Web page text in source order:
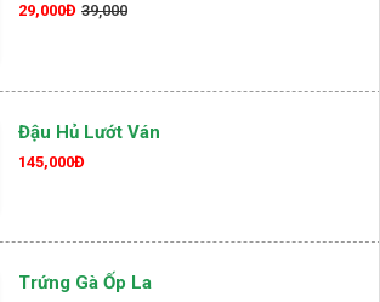
29,000Đ 39,000
Đậu Hủ Lướt Ván
145,000Đ
Trứng Gà Ốp La